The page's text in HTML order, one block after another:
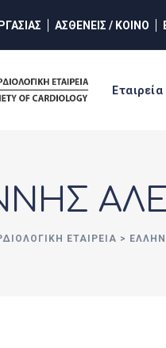
ΑΣΘΕΝΕΙΣ / ΚΟΙΝΟ
Εταιρεία
ΕΤΑΙΡΕΊΑ >